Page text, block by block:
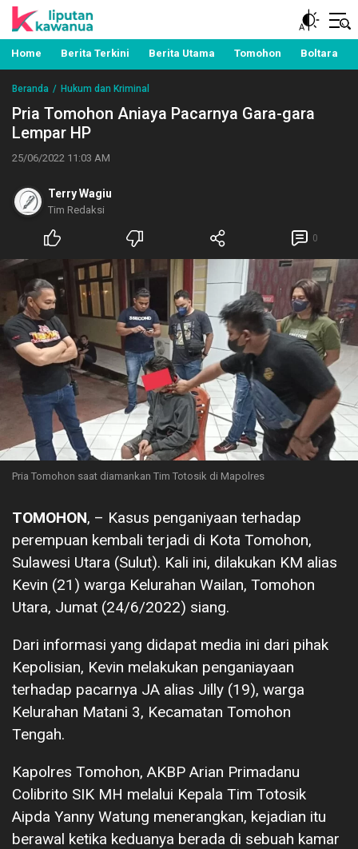
Liputan Kawanua
Berita Manado, Sulawesi Utara, Kawanua, Politik,
Pemerintahan, Hukum Kriminal dan Nasional
Home Berita Terkini Berita Utama Tomohon Boltara
Beranda Hukum dan Kriminal
Pria Tomohon Aniaya Pacarnya Gara-gara
Lempar HP
25/06/2022 11:03 AM
Terry Wagiu
Tim Redaksi
0
Pria Tomohon saat diamankan Tim Totosik di Mapolres
TOMOHON, – Kasus penganiyaan terhadap
perempuan kembali terjadi di Kota Tomohon,
Sulawesi Utara (Sulut). Kali ini, dilakukan KM alias
Kevin (21) warga Kelurahan Wailan, Tomohon
Utara, Jumat (24/6/2022) siang.
Dari informasi yang didapat media ini dari pihak
Kepolisian, Kevin melakukan penganiayaan
terhadap pacarnya JA alias Jilly (19), warga
Kelurahan Matani 3, Kecamatan Tomohon
Tengah.
Kapolres Tomohon, AKBP Arian Primadanu
Colibrito SIK MH melalui Kepala Tim Totosik
Aipda Yanny Watung menerangkan, kejadian itu
berawal ketika keduanya berada di sebuah kamar